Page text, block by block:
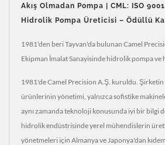
Akış Olmadan Pompa | CML: ISO
Hidrolik Pompa Üreticisi – Ödüllü
1981'den beri Tayvan'da bulunan Camel
Ekipman İmalat Sanayisinde hidrolik pompa
1981'de Camel Precision A.Ş. kuruldu. Şirketin
ürünlerinin yönetimi, yalnızca sofistike
aynı zamanda teknoloji konusunda iyi bir bilgi
hidrolik endüstrisinde yerel mühendislerin
yönetmeleri için Almanya ve Japonya'dan